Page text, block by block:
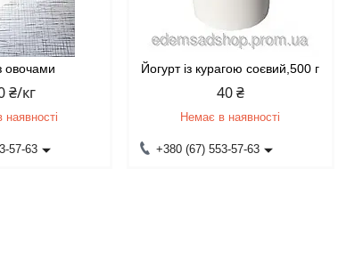
овочами
₴/кг
57-63
Йогурт із курагою соєвий,500 г
40 ₴
Немає в наявності
+380 (67) 553-57-63